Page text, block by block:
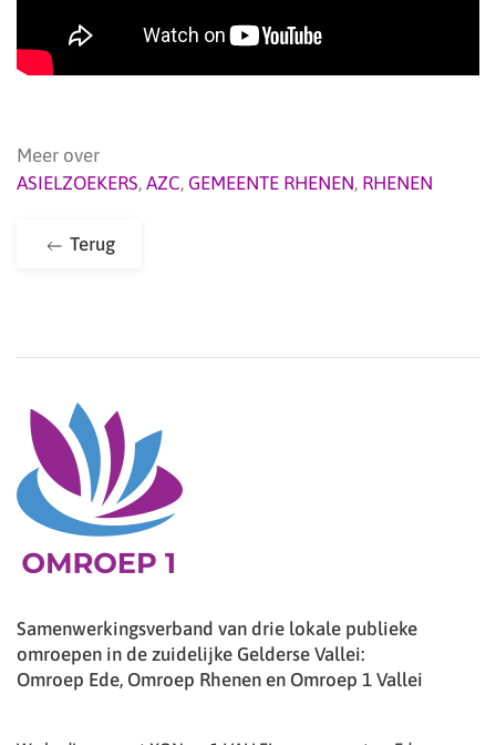
Meer over
ASIELZOEKERS, AZC, GEMEENTE RHENEN, RHENEN
Terug
Samenwerkingsverband van drie lokale publieke
omroepen in de zuidelijke Gelderse Vallei:
Omroep Ede, Omroep Rhenen en Omroep 1 Vallei